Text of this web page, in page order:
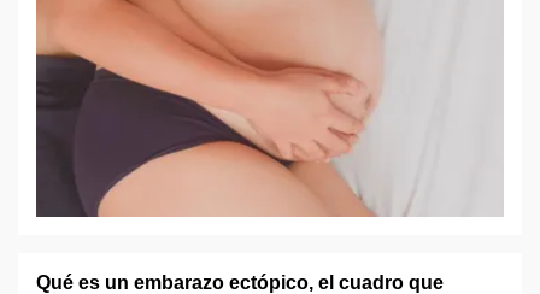
Qué es un embarazo ectópico, el cuadro que